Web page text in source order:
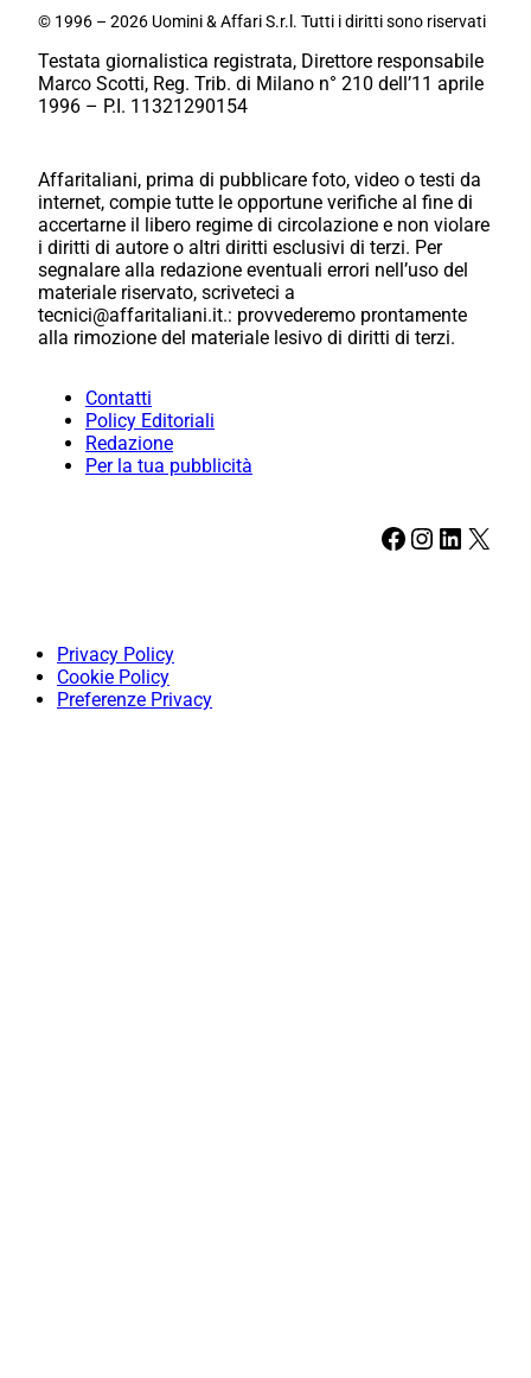
© 1996 – 2026 Uomini & Affari S.r.l. Tutti i diritti sono riservati
Testata giornalistica registrata, Direttore responsabile
Marco Scotti, Reg. Trib. di Milano n° 210 dell’11 aprile
1996 – P.I. 11321290154
Affaritaliani, prima di pubblicare foto, video o testi da
internet, compie tutte le opportune verifiche al fine di
accertarne il libero regime di circolazione e non violare
i diritti di autore o altri diritti esclusivi di terzi. Per
segnalare alla redazione eventuali errori nell’uso del
materiale riservato, scriveteci a
tecnici@affaritaliani.it.: provvederemo prontamente
alla rimozione del materiale lesivo di diritti di terzi.
Contatti
Policy Editoriali
Redazione
Per la tua pubblicità
Facebook Instagram LinkedIn X
Privacy Policy
Cookie Policy
Preferenze Privacy